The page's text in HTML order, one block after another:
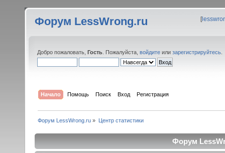
Форум LessWrong.ru [
Добро пожаловать, Гость . Пожалуйста, войдите или зарегистрируйтесь
Начало Помощь Поиск Вход Регистрация
Форум LessWrong.ru » Центр статистики
Форум